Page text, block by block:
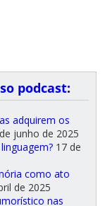
podcast:
adquirem os
junho de 2025
17 de
como ato
de 2025
nas